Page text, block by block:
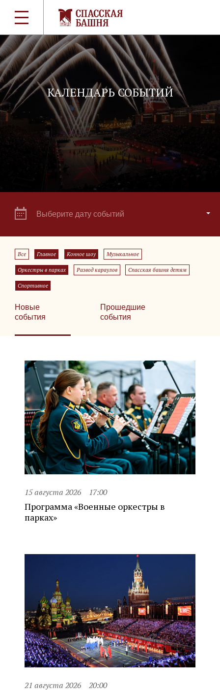
КАЛЕНДАРЬ СОБЫТИЙ
Выберите дату событий
Все Главное Конное шоу Музыкальное
Оркестры в парках Развод караулов Спасская башня детям
Спортивное
Новые
события
Прошедшие
события
15 августа 2026 17:00
Программа «Военные оркестры в
парках»
21 августа 2026 20:00